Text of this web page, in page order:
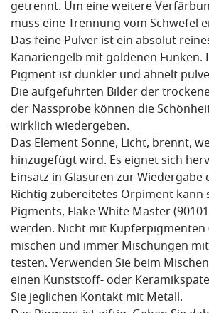
getrennt. Um eine weitere
muss eine Trennung vom Schwefel
Das feine Pulver ist ein absolut
Kanariengelb mit goldenen Funken.
Pigment ist dunkler und ähnelt
Die aufgeführten Bilder der
der Nassprobe können die
wirklich wiedergeben.
Das Element Sonne, Licht, brennt,
hinzugefügt wird. Es eignet sich
Einsatz in Glasuren zur Wiedergabe
Richtig zubereitetes Orpiment
Pigments, Flake White Master
werden. Nicht mit Kupferpigmenten
mischen und immer Mischungen
testen. Verwenden Sie beim
einen Kunststoff- oder
Sie jeglichen Kontakt mit Metall.